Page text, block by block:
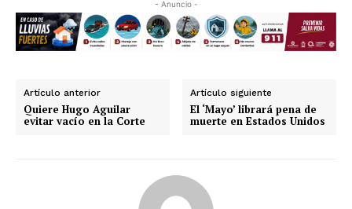
- Anuncio -
Artículo anterior
Quiere Hugo Aguilar
evitar vacío en la Corte
Artículo siguiente
El ‘Mayo’ librará pena de
muerte en Estados Unidos